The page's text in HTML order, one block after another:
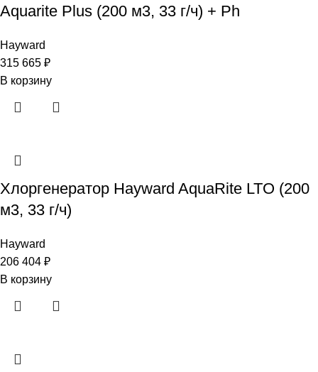
Aquarite Plus (200 м3, 33 г/ч) + Ph
Hayward
315 665 ₽
В корзину
Хлоргенератор Hayward AquaRite LTO (200
м3, 33 г/ч)
Hayward
206 404 ₽
В корзину